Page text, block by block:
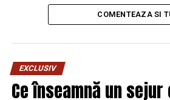
COMENTEAZA SI
EXCLUSIV
Ce înseamnă un